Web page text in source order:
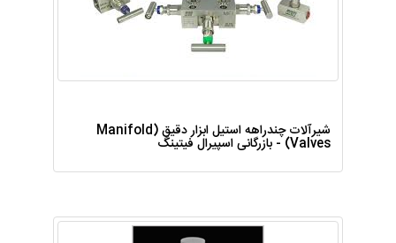
شیرآلات چندراهه استیل ابزار دقیق (Manifold
Valves) - بازرگانی اسپیرال فیتینگ